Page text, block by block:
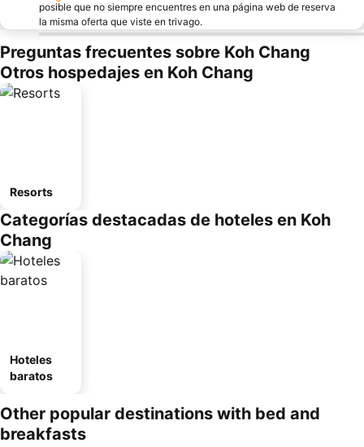
posible que no siempre encuentres en una página web de reserva
la misma oferta que viste en trivago.
Preguntas frecuentes sobre Koh Chang
Otros hospedajes en Koh Chang
Resorts
Categorías destacadas de hoteles en Koh
Chang
Hoteles
baratos
Other popular destinations with bed and
breakfasts